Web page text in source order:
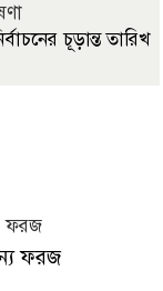
চূড়ান্ত তারিখ
ফরজ